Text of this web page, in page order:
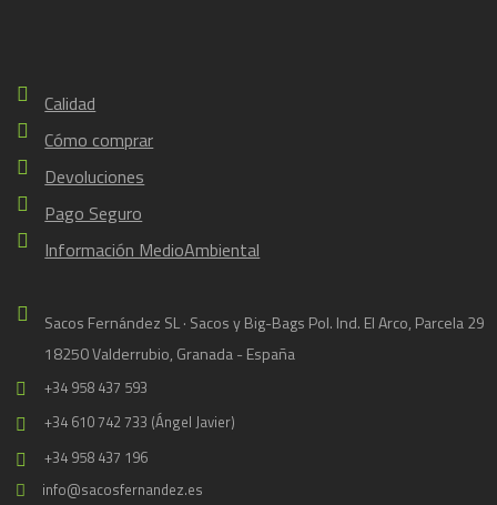
Calidad
Cómo comprar
Devoluciones
Pago Seguro
Información MedioAmbiental
Sacos Fernández SL · Sacos y Big-Bags Pol. Ind. El Arco, Parcela 29
18250 Valderrubio, Granada - España
+34 958 437 593
+34 610 742 733 (Ángel Javier)
+34 958 437 196
info@sacosfernandez.es